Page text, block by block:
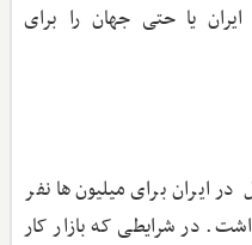
یا حتی جهان را برای
ایران برای میلیون‌ها نفر
در شرایطی که بازار کار